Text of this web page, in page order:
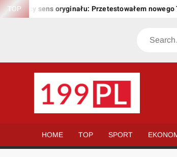
Skip
TOPsens oryginału: Przetestowałem nowego
Search
świat
HOME TOP SPORT